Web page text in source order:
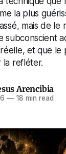
la plus
mais de le
subconscient
et que le
la refléter.
Arencibia
—18 min read